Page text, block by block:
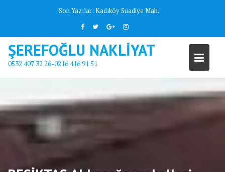
Son Yazılar: Kadıköy Suadiye Mah.
ŞEREFOĞLU NAKLİYAT
0532 407 32 26-0216 416 91 51